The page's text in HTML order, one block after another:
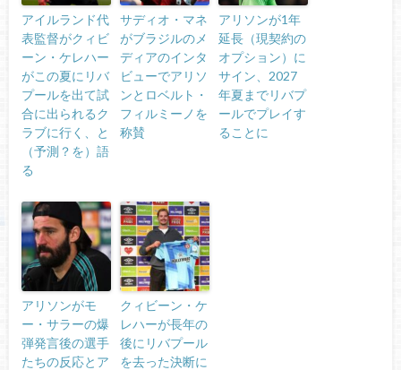
アイルランド代
表監督がクィビ
ーン・ケレハー
がこの夏にリバ
プールを出て試
合に出られるク
ラブに行く、と
（予測？を）語
る
サディオ・マネ
がブラジルのメ
ディアのインタ
ビューでアリソ
ンとロベルト・
フィルミーノを
称賛
アリソンが1年
延長（現契約の
オプション）に
サイン、2027
年夏までリバプ
ールでプレイす
ることに
アリソンがモ
ー・サラーの爆
弾発言後の選手
たちの反応とア
クィビーン・ケ
レハーが長年の
後にリバプール
を去った決断に